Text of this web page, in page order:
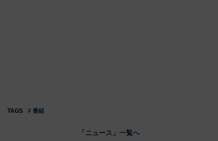
TAGS # 番組
「ニュース」一覧へ